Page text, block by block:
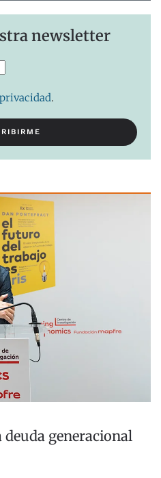
newsletter
.
generacional